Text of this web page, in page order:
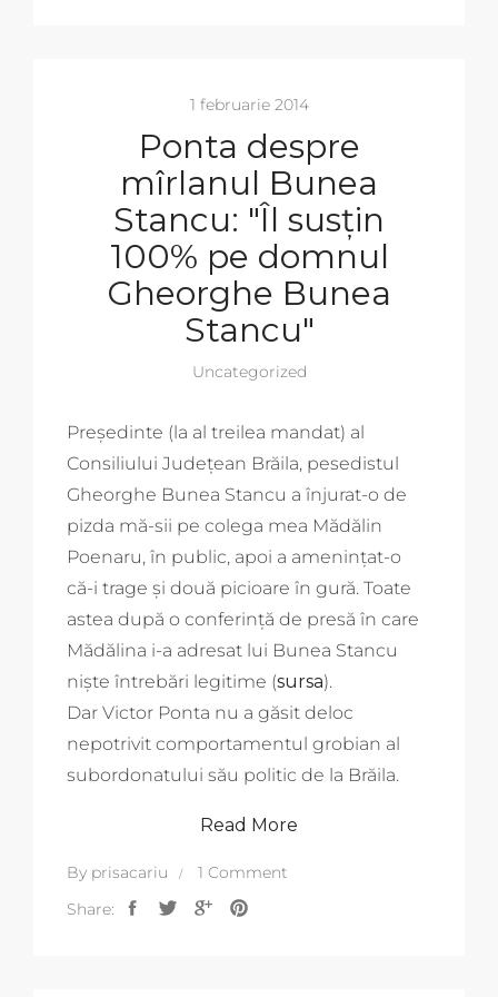
1 februarie 2014
Ponta despre
mîrlanul Bunea
Stancu: "Îl susţin
100% pe domnul
Gheorghe Bunea
Stancu"
Uncategorized
Președinte (la al treilea mandat) al
Consiliului Județean Brăila, pesedistul
Gheorghe Bunea Stancu a înjurat-o de
pizda mă-sii pe colega mea Mădălin
Poenaru, în public, apoi a amenințat-o
că-i trage și două picioare în gură. Toate
astea după o conferință de presă în care
Mădălina i-a adresat lui Bunea Stancu
niște întrebări legitime (sursa).
Dar Victor Ponta nu a găsit deloc
nepotrivit comportamentul grobian al
subordonatului său politic de la Brăila.
Read More
By prisacariu
1 Comment
Share: